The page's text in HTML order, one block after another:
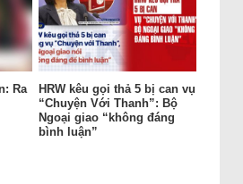
Ra
HRW kêu gọi thả 5 bị can vụ
“Chuyện Với Thanh”: Bộ
Ngoại giao “không đáng
bình luận”